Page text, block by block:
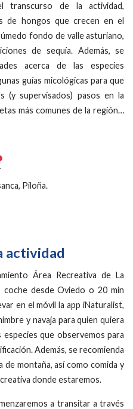
de la actividad,
de hongos que crecen en el
fondo de valle asturiano,
de sequía. Además, se
acerca de las especies
guías micológicas para que
(y supervisados) pasos en la
más comunes de la región…
Piloña.
actividad
Área Recreativa de La
coche desde Oviedo o 20 min
en el móvil la app iNaturalist,
y navaja para quien quiera
que observemos para
Además, se recomienda
de montaña, así como comida y
donde estaremos.
a transitar a través